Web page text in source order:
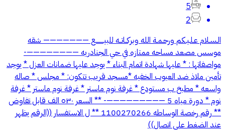
5
2
الـسـلام عـلـيـكم ورحـمـة الله وبركــاتــه للبيــــــــع ——————— شقه
موسس مصعد مساحه ممتازه في حي الجنادريه ————————-
مواصفاتها : * عليها شهادة اتمام البناء * يوجد عليها ضمانات العزل * يوجد
تأمين ملاذ ضد العيوب الخفيه *مسجد قريب تتكون: * مجلس * صاله
واسعه * ⁠مطبخ ب مستودع * ⁠غرفة نوم ماستر * ⁠غرفة نوم ماستر * ⁠غرفة
نوم * ⁠دورة مياه 5 —————————- ** السعر ٥٣٠ الف قابل تفاوض
** رقم رخصة الوساطه 1100270266 ** ل الاستفسار ((الرقم يظهر
عند الضغط على اتصال))